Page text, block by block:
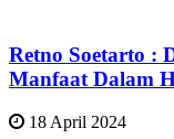
Retno Soetarto :
Manfaat Dalam
18 April 2024